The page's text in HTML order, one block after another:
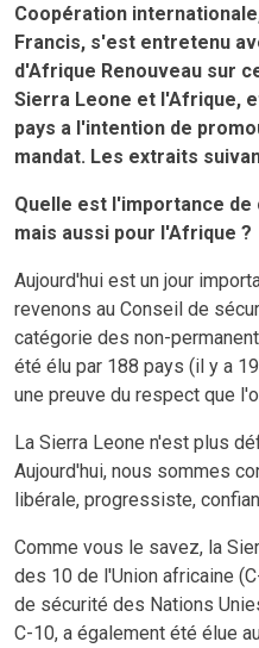
Coopération
Francis, s'est entretenu
d'Afrique Renouveau sur
Sierra Leone et l'Afrique,
pays a l'intention de
mandat. Les extraits
Quelle est l'importance
mais aussi pour l'Afrique ?
Aujourd'hui est un jour
revenons au Conseil de
catégorie des non-
été élu par 188 pays (il y a
une preuve du respect que
La Sierra Leone n'est plus
Aujourd'hui, nous sommes
libérale, progressiste,
Comme vous le savez, la
des 10 de l'Union africaine
de sécurité des Nations
C-10, a également été élue